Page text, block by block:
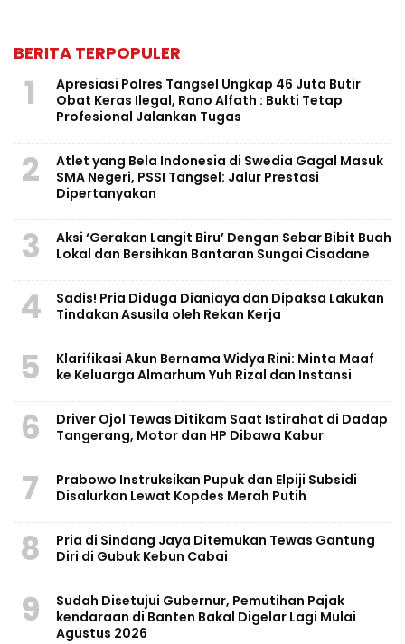
BERITA TERPOPULER
1
Apresiasi Polres Tangsel Ungkap 46 Juta Butir
Obat Keras Ilegal, Rano Alfath : Bukti Tetap
Profesional Jalankan Tugas
2
Atlet yang Bela Indonesia di Swedia Gagal Masuk
SMA Negeri, PSSI Tangsel: Jalur Prestasi
Dipertanyakan
3
Aksi ‘Gerakan Langit Biru’ Dengan Sebar Bibit Buah
Lokal dan Bersihkan Bantaran Sungai Cisadane
4
Sadis! Pria Diduga Dianiaya dan Dipaksa Lakukan
Tindakan Asusila oleh Rekan Kerja
5
Klarifikasi Akun Bernama Widya Rini: Minta Maaf
ke Keluarga Almarhum Yuh Rizal dan Instansi
6
Driver Ojol Tewas Ditikam Saat Istirahat di Dadap
Tangerang, Motor dan HP Dibawa Kabur
7
Prabowo Instruksikan Pupuk dan Elpiji Subsidi
Disalurkan Lewat Kopdes Merah Putih
8
Pria di Sindang Jaya Ditemukan Tewas Gantung
Diri di Gubuk Kebun Cabai
9
Sudah Disetujui Gubernur, Pemutihan Pajak
kendaraan di Banten Bakal Digelar Lagi Mulai
Agustus 2026